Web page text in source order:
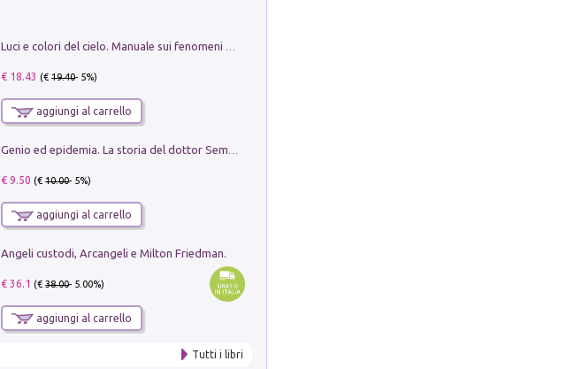
€ 18.43 (€19.40- 5%)
aggiungi al carrello
€ 9.50 (€10.00- 5%)
aggiungi al carrello
Angeli custodi, Arcangeli e Milton Friedman.
€ 36.1 (€38.00- 5.00%)
aggiungi al carrello
Tutti i libri